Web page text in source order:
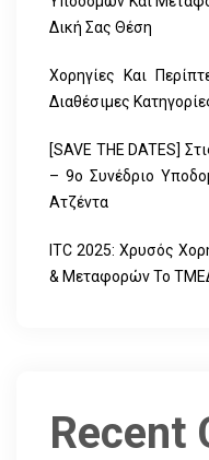
Δική Σας Θέση
Χορηγίες Και
Διαθέσιμες
[SAVE THE DATES]
– 9ο Συνέδριο
Ατζέντα
ITC 2025: Χρυσός
& Μεταφορών Το
Recent